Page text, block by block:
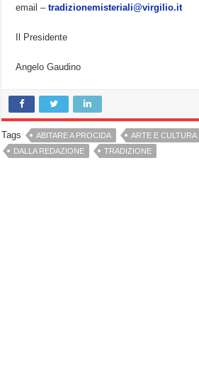
email –tradizionemisteriali@virgilio.it
Il Presidente
Angelo Gaudino
Tags ABITARE A PROCIDA ARTE E CULTURA
DALLA REDAZIONE
TRADIZIONE